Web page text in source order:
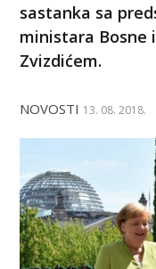
sastanka sa
ministara Bosne
Zvizdićem.
NOVOSTI 13. 08. 2018.